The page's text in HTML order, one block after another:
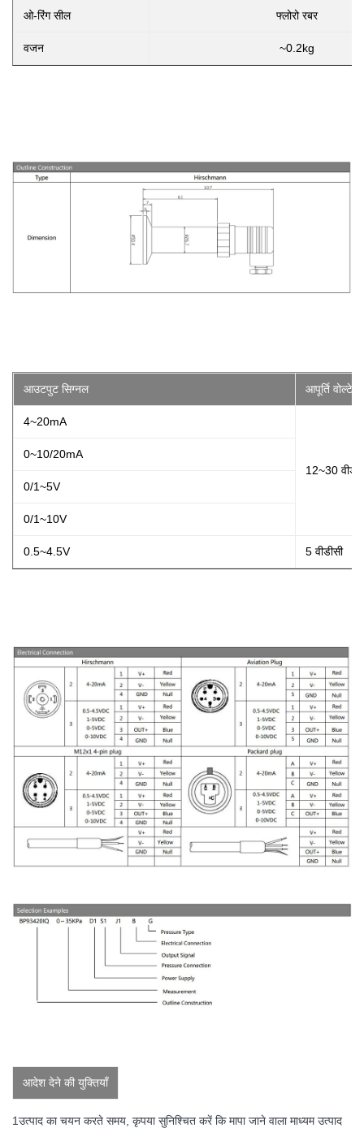
ओ-रिंग सील फ्लोरो रबर
वजन ~0.2kg
आउटपुट सिग्नल आपूर्ति वोल्टेज
4~20mA
12~30
0~10/20mA
0/1~5V
0/1~10V
0.5~4.5V 5 वीडीसी
आदेश देने की युक्तियाँ
1उत्पाद का चयन करते समय, कृपया सुनिश्चित करें कि मापा जाने वाला माध्यम उत्पाद